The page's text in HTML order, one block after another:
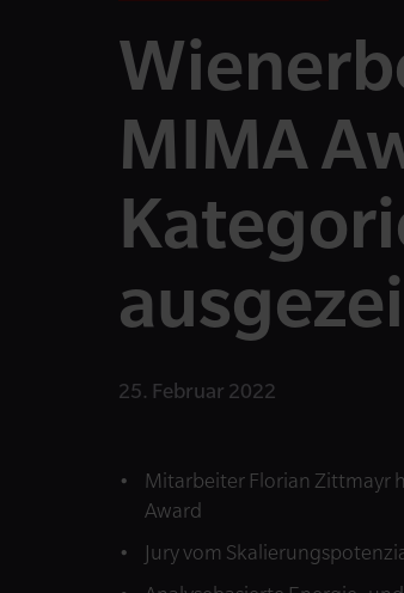
MIMA
25. Februar 2022
Mitarbeiter Florian Zittmayr
Award
Jury vom